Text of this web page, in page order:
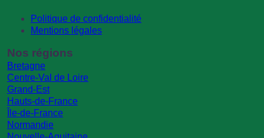
Politique de confidentialité
Mentions légales
Nos régions
Bretagne
Centre-Val de Loire
Grand-Est
Hauts-de-France
Île-de-France
Normandie